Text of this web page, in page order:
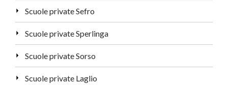
Scuole private Sefro
Scuole private Sperlinga
Scuole private Sorso
Scuole private Laglio